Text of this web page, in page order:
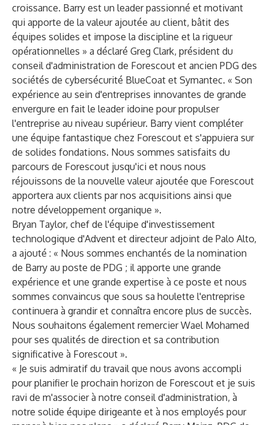
croissance. Barry est un leader passionné et motivant
qui apporte de la valeur ajoutée au client, bâtit des
équipes solides et impose la discipline et la rigueur
opérationnelles » a déclaré Greg Clark, président du
conseil d'administration de Forescout et ancien PDG des
sociétés de cybersécurité BlueCoat et Symantec. « Son
expérience au sein d'entreprises innovantes de grande
envergure en fait le leader idoine pour propulser
l'entreprise au niveau supérieur. Barry vient compléter
une équipe fantastique chez Forescout et s'appuiera sur
de solides fondations. Nous sommes satisfaits du
parcours de Forescout jusqu'ici et nous nous
réjouissons de la nouvelle valeur ajoutée que Forescout
apportera aux clients par nos acquisitions ainsi que
notre développement organique ».
Bryan Taylor, chef de l'équipe d'investissement
technologique d'Advent et directeur adjoint de Palo Alto,
a ajouté : « Nous sommes enchantés de la nomination
de Barry au poste de PDG ; il apporte une grande
expérience et une grande expertise à ce poste et nous
sommes convaincus que sous sa houlette l'entreprise
continuera à grandir et connaîtra encore plus de succès.
Nous souhaitons également remercier Wael Mohamed
pour ses qualités de direction et sa contribution
significative à Forescout ».
« Je suis admiratif du travail que nous avons accompli
pour planifier le prochain horizon de Forescout et je suis
ravi de m'associer à notre conseil d'administration, à
notre solide équipe dirigeante et à nos employés pour